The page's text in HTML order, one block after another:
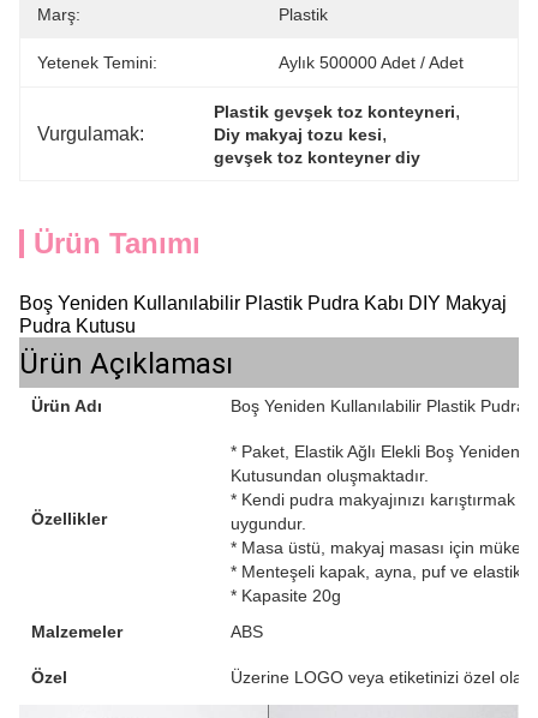
Marş: Plastik
Yetenek Temini: Aylık 500000 Adet / Adet
Vurgulamak:
Plastik gevşek toz konteyneri,
Diy makyaj tozu kesi,
gevşek toz konteyner diy
Ürün Tanımı
Boş Yeniden Kullanılabilir Plastik Pudra Kabı DIY Makyaj
Pudra Kutusu
Ürün Açıklaması
Ürün Adı Boş Yeniden Kullanılabilir Plastik Pudra
Özellikler
* Paket, Elastik Ağlı Elekli Boş Yeniden
Kutusundan oluşmaktadır.
* Kendi pudra makyajınızı karıştırmak
uygundur.
* Masa üstü, makyaj masası için
* Menteşeli kapak, ayna, puf ve elastik
* Kapasite 20g
Malzemeler
ABS
Özel Üzerine LOGO veya etiketinizi özel